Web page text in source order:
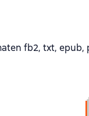
fb2, txt,